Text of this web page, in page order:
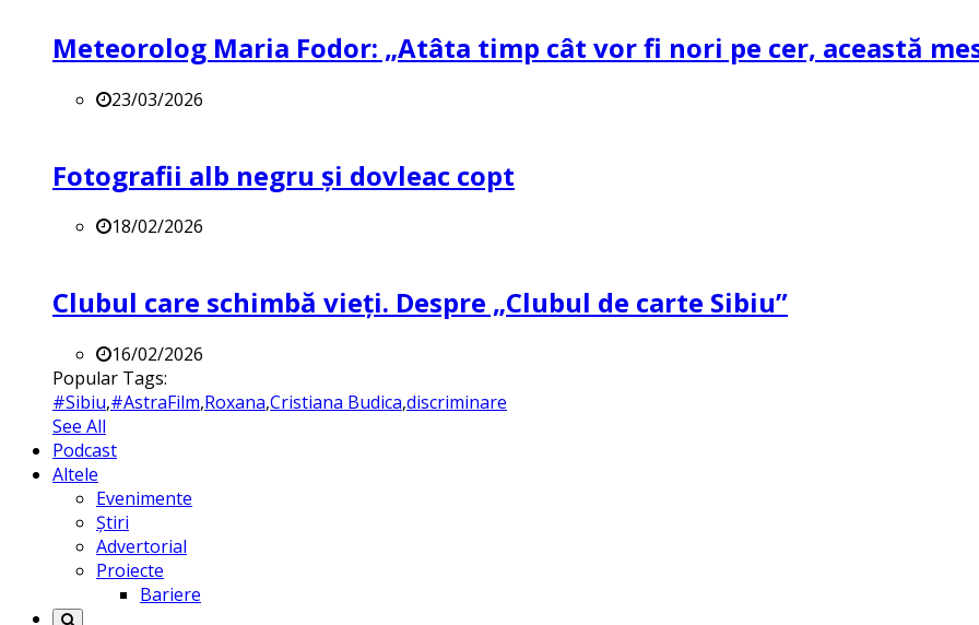
Meteorolog Maria Fodor: „Atâta timp cât vor fi nori pe cer, această
23/03/2026
Fotografii alb negru și dovleac copt
18/02/2026
Clubul care schimbă vieți. Despre „Clubul de carte Sibiu”
16/02/2026
Popular Tags:
#Sibiu,#AstraFilm,Roxana,Cristiana Budica,discriminare
See All
Podcast
Altele
Evenimente
Știri
Advertorial
Proiecte
Bariere